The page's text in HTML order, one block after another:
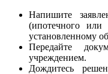
Напишите
(ипотечного или
установленному
Передайте
учреждением.
Дождитесь